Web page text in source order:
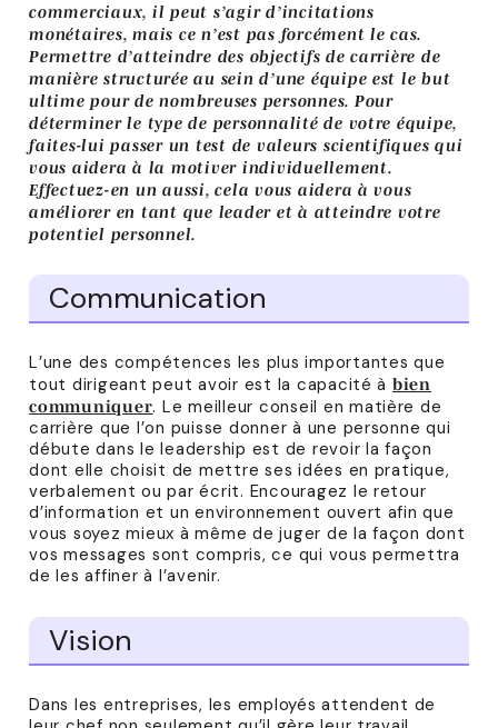
commerciaux, il peut s’agir d’incitations
monétaires, mais ce n’est pas forcément le cas.
Permettre d’atteindre des objectifs de carrière de
manière structurée au sein d’une équipe est le but
ultime pour de nombreuses personnes. Pour
déterminer le type de personnalité de votre équipe,
faites-lui passer un test de valeurs scientifiques qui
vous aidera à la motiver individuellement.
Effectuez-en un aussi, cela vous aidera à vous
améliorer en tant que leader et à atteindre votre
potentiel personnel.
Communication
L’une des compétences les plus importantes que
tout dirigeant peut avoir est la capacité à bien
communiquer. Le meilleur conseil en matière de
carrière que l’on puisse donner à une personne qui
débute dans le leadership est de revoir la façon
dont elle choisit de mettre ses idées en pratique,
verbalement ou par écrit. Encouragez le retour
d’information et un environnement ouvert afin que
vous soyez mieux à même de juger de la façon dont
vos messages sont compris, ce qui vous permettra
de les affiner à l’avenir.
Vision
Dans les entreprises, les employés attendent de